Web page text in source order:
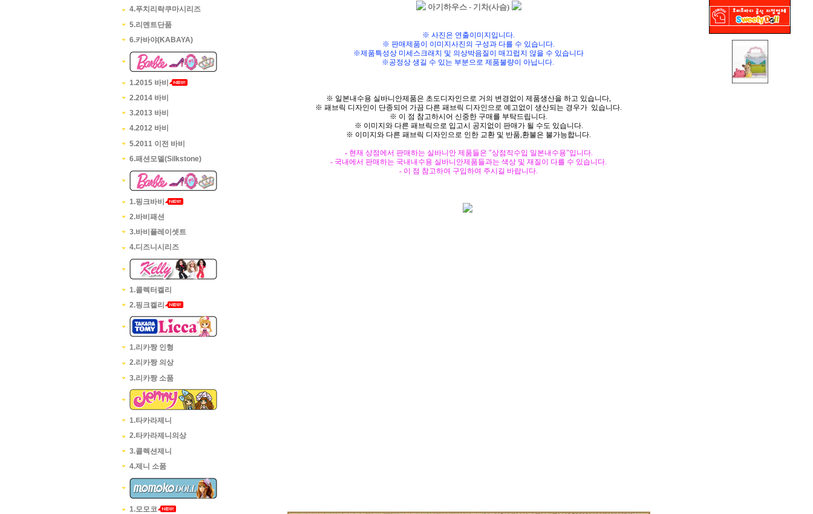
4.푸치리락쿠마시리즈
5.리멘트단품
6.카바야(KABAYA)
1.2015 바비
2.2014 바비
3.2013 바비
4.2012 바비
5.2011 이전 바비
6.패션모델(Silkstone)
1.핑크바비
2.바비패션
3.바비플레이셋트
4.디즈니시리즈
1.콜렉터켈리
2.핑크켈리
1.리카짱 인형
2.리카짱 의상
3.리카짱 소품
1.타카라제니
2.타카라제니의상
3.콜렉션제니
4.제니 소품
1.모모코
아기하우스 - 기차(사슴)
※ 사진은 연출이미지입니다.
※ 판매제품이 이미지사진의 구성과 다를 수 있습니다.
※제품특성상 미세스크래치 및 의상박음질이 매끄럽지 않을 수 있습니다
※공정상 생길 수 있는 부분으로 제품불량이 아닙니다.
※ 일본내수용 실바니안제품은 초도디자인으로 거의 변경없이 제품생산을 하고 있습니다,
※ 패브릭 디자인이 단종되어 가끔 다른 패브릭 디자인으로 예고없이 생산되는 경우가 있습니다.
※ 이 점 참고하시어 신중한 구매를 부탁드립니다.
※ 이미지와 다른 패브릭으로 입고시 공지없이 판매가 될 수도 있습니다.
※ 이미지와 다른 패브릭 디자인으로 인한 교환 및 반품,환불은 불가능합니다.
- 현재 상점에서 판매하는 실바니안 제품들은 "상점직수입 일본내수용"입니다.
- 국내에서 판매하는 국내내수용 실바니안제품들과는 색상 및 재질이 다를 수 있습니다.
- 이 점 참고하여 구입하여 주시길 바랍니다.